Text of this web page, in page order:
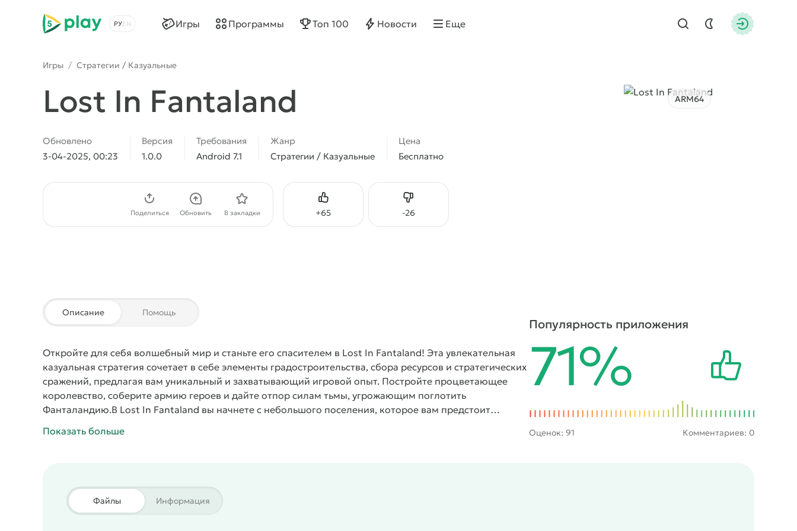
5play
Выбрать язык
Найти
Игры Программы Топ 100 Новости Еще
Игры / Стратегии / Казуальные
Lost In Fantaland ARM64
Обновлено
3-04-2025, 00:23
Версия
1.0.0
Требования
Android 7.1
Жанр
Стратегии / Казуальные
Цена
Бесплатно
+65
Нравится -26
Не нравится
Поделиться Обновить В закладки
Описание Помощь
Откройте для себя волшебный мир и станьте его спасителем в Lost In Fantaland! Эта увлекательная
казуальная стратегия сочетает в себе элементы градостроительства, сбора ресурсов и стратегических
сражений, предлагая вам уникальный и захватывающий игровой опыт. Постройте процветающее
королевство, соберите армию героев и дайте отпор силам тьмы, угрожающим поглотить
Фанталандию.В Lost In Fantaland вы начнете с небольшого поселения, которое вам предстоит
свою экономику и привлекайте новых жителей. Развивайте свои технологии, чтобы открывать новые
монстров, бандитов и других врагов, угрожающих вашему народу.
игра для всех поклонников казуальных стратегий и любителей волшебных миров. Если вы любите
Показать больше
Популярность приложения
71%
Оценок: 91 Комментариев: 0
Файлы Информация